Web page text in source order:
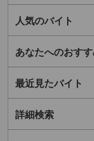
人気のバイト
あなたへのおすす
最近見たバイト
詳細検索